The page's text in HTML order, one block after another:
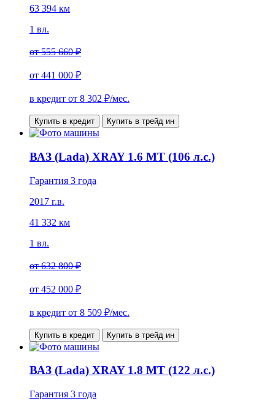
63 394 км
1 вл.
от555 660 ₽
от 441 000 ₽
в кредит от 8 302 ₽/мес.
Купить в кредит Купить в трейд ин
ВАЗ (Lada) XRAY 1.6 MT (106 л.с.)
Гарантия 3 года
2017 г.в.
41 332 км
1 вл.
от632 800 ₽
от 452 000 ₽
в кредит от 8 509 ₽/мес.
Купить в кредит Купить в трейд ин
ВАЗ (Lada) XRAY 1.8 MT (122 л.с.)
Гарантия 3 года